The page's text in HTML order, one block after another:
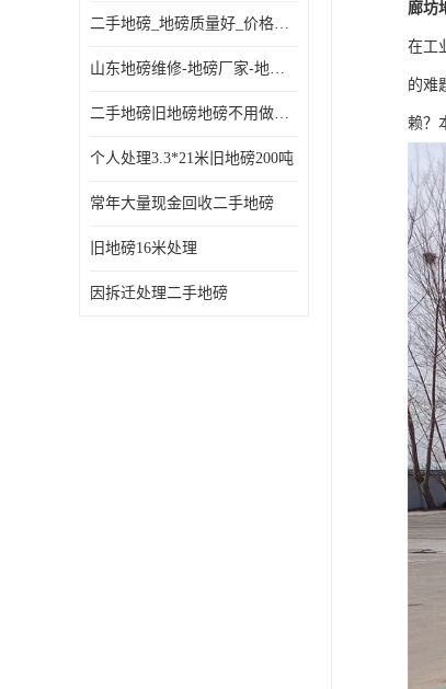
二手地磅_地磅质量好_价格便宜这里找【地磅行家】
山东地磅维修-地磅厂家-地磅价格-二手地磅
二手地磅旧地磅地磅不用做地基
个人处理3.3*21米旧地磅200吨
常年大量现金回收二手地磅
旧地磅16米处理
因拆迁处理二手地磅
廊坊
在工
的难
赖？